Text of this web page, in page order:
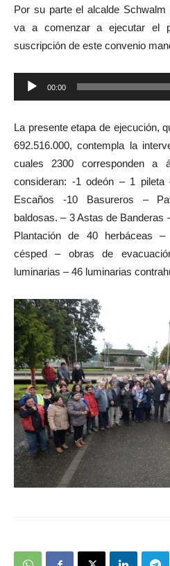
Por su parte el alcalde
va a comenzar a ejecutar el
suscripción de este convenio
Reproductor
de
00:00
La presente etapa de ejecución,
692.516.000, contempla la
cuales 2300 corresponden a
consideran: -1 odeón – 1
Escaños -10 Basureros –
baldosas. – 3 Astas de Banderas
Plantación de 40 herbáceas
césped – obras de
luminarias – 46 luminarias